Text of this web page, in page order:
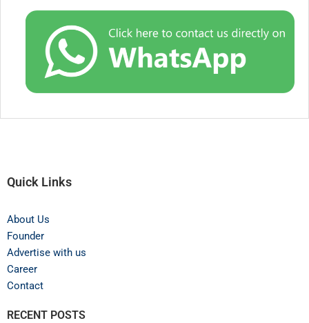
Quick Links
About Us
Founder
Advertise with us
Career
Contact
RECENT POSTS